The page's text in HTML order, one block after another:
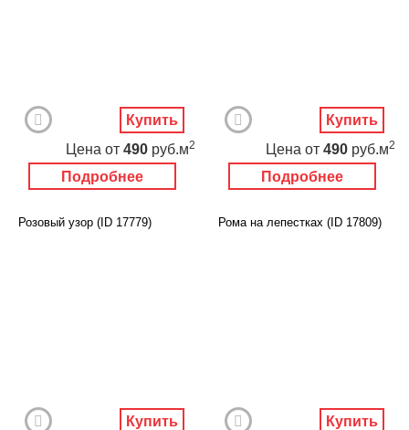
Подробнее
Цена от 490 руб.м2
Купить
Подробнее
Цена от 490 руб.м2
Купить
Розовый узор (ID 17779)
Купить
Рома на лепестках (ID 17809)
Купить